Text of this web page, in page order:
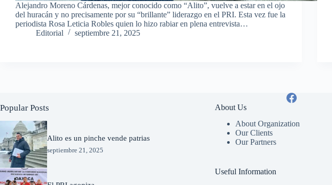
Alejandro Moreno Cárdenas, mejor conocido como “Alito”, vuelve a estar en el ojo
del huracán y no precisamente por su “brillante” liderazgo en el PRI. Esta vez fue la
periodista Rosa Leticia Robles quien lo hizo rabiar en plena entrevista…
Editorial
septiembre 21, 2025
Popular Posts
Alito es un pinche vende patrias
septiembre 21, 2025
About Us
About Organization
Our Clients
Our Partners
Useful Information